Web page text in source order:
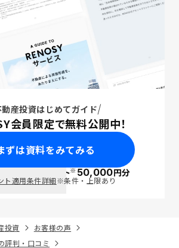
動産投資はじめてガイド
会員限定で無料公開中！
ずは資料をみてみる
ポイント※50,000円分
ト適用条件詳細※条件・上限あり
投資
お客様の声
評判・口コミ